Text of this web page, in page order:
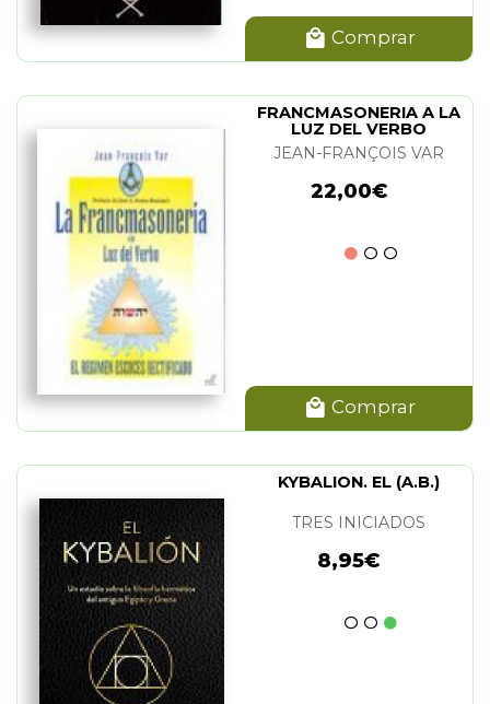
Comprar
FRANCMASONERIA A LA
LUZ DEL VERBO
JEAN-FRANÇOIS VAR
22,00€
Comprar
KYBALION. EL (A.B.)
TRES INICIADOS
8,95€